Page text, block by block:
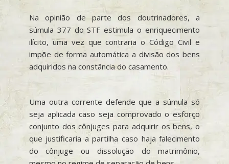
Na opinião de parte dos doutrinadores, a
súmula 377 do STF estimula o enriquecimento
ilícito, uma vez que contraria o Código Civil e
impõe de forma automática a divisão dos bens
adquiridos na constância do casamento.
Uma outra corrente defende que a súmula só
seja aplicada caso seja comprovado o esforço
conjunto dos cônjuges para adquirir os bens, o
que justificaria a partilha caso haja falecimento
do cônjuge ou dissolução do matrimônio,